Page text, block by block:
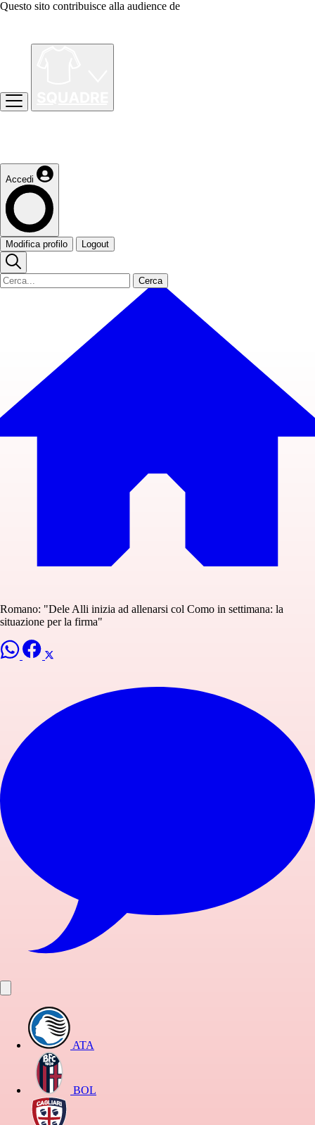
Questo sito contribuisce alla audience de
Accedi
Modifica profilo Logout
Cerca
Romano: "Dele Alli inizia ad allenarsi col Como in settimana: la
situazione per la firma"
ATA
BOL